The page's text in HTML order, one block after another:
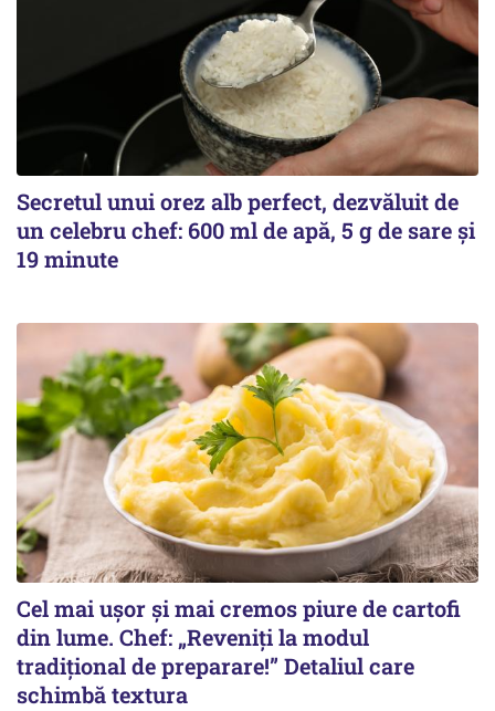
Secretul unui orez alb perfect, dezvăluit de
un celebru chef: 600 ml de apă, 5 g de sare și
19 minute
Cel mai ușor și mai cremos piure de cartofi
din lume. Chef: „Reveniți la modul
tradițional de preparare!” Detaliul care
schimbă textura